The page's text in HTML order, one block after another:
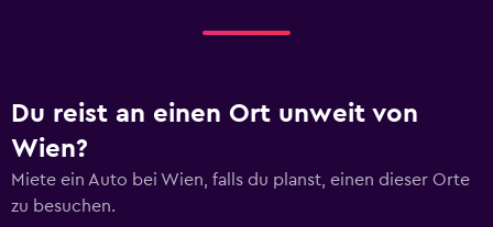
Du reist an einen Ort unweit von
Wien?
Miete ein Auto bei Wien, falls du planst, einen dieser Orte
zu besuchen.